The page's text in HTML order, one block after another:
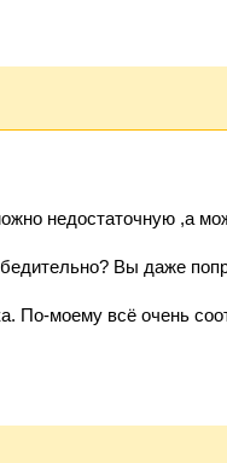
недостаточную ,а
Вы даже
По-моему всё очень